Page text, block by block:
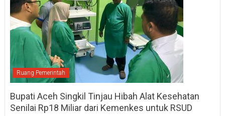
Ruang Pemerintah
Bupati Aceh Singkil Tinjau Hibah Alat Kesehatan
Senilai Rp18 Miliar dari Kemenkes untuk RSUD